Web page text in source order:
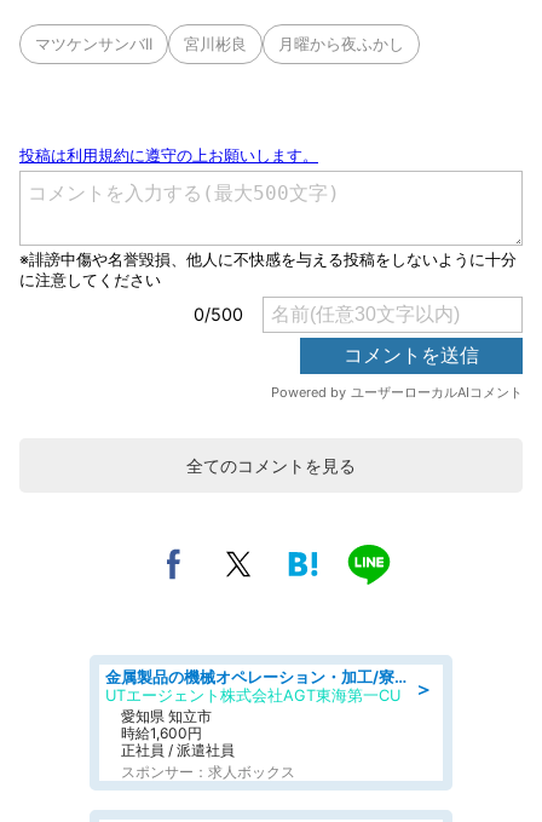
マツケンサンバII 宮川彬良 月曜から夜ふかし
全てのコメントを見る
＞
金属製品の機械オペレーション・加工/寮完備/日払い/工場・製造
UTエージェント株式会社AGT東海第一CU
愛知県 知立市
時給1,600円
正社員 / 派遣社員
スポンサー：求人ボックス